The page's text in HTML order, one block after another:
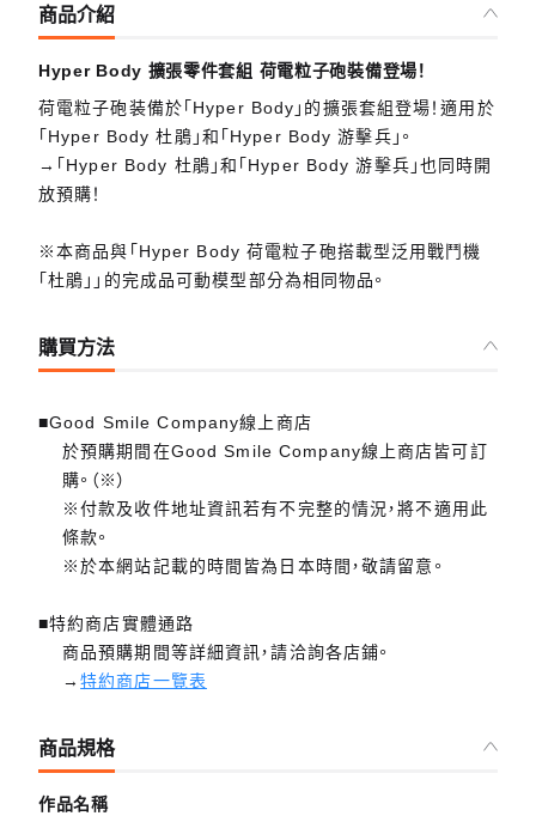
商品介紹
Hyper Body 擴張零件套組 荷電粒子砲裝備登場！
荷電粒子砲装備於「Hyper Body」的擴張套組登場！適用於
「Hyper Body 杜鵑」和「Hyper Body 游擊兵」。
→「Hyper Body 杜鵑」和「Hyper Body 游擊兵」也同時開
放預購！
※本商品與「Hyper Body 荷電粒子砲搭載型泛用戰鬥機
「杜鵑」」的完成品可動模型部分為相同物品。
購買方法
■Good Smile Company線上商店
於預購期間在Good Smile Company線上商店皆可訂
購。（※）
※付款及收件地址資訊若有不完整的情況，將不適用此
條款。
※於本網站記載的時間皆為日本時間，敬請留意。
■特約商店實體通路
商品預購期間等詳細資訊，請洽詢各店鋪。
→特約商店一覽表
商品規格
作品名稱